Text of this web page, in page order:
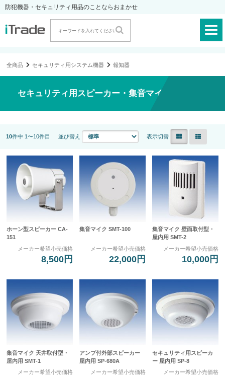
防犯機器・セキュリティ用品のことならおまかせ
全商品 セキュリティ用システム機器 報知器
セキュリティ用スピーカー・集音マイク
10件中 1〜10件目 並び替え 表示切替
ホーン型スピーカー CA-
151
メーカー希望小売価格
8,500円
集音マイク SMT-100
メーカー希望小売価格
22,000円
集音マイク 壁面取付型・
屋内用 SMT-2
メーカー希望小売価格
10,000円
集音マイク 天井取付型・
屋内用 SMT-1
メーカー希望小売価格
アンプ付外部スピーカー
屋内用 SP-680A
メーカー希望小売価格
セキュリティ用スピーカ
ー 屋内用 SP-8
メーカー希望小売価格